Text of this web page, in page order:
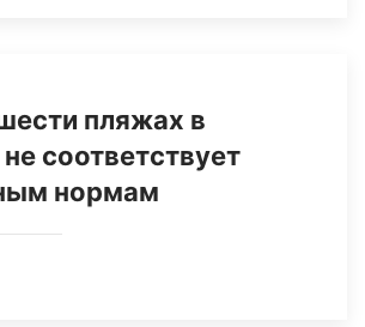
пляжах в
соответствует
нормам